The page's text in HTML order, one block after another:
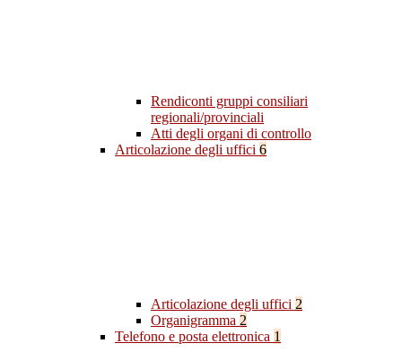
Rendiconti gruppi consiliari
regionali/provinciali
Atti degli organi di controllo
Articolazione degli uffici 6
Articolazione degli uffici 2
Organigramma 2
Telefono e posta elettronica 1